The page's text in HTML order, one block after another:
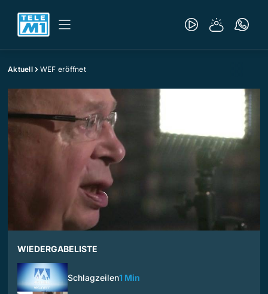
Aktuell WEF eröffnet
WIEDERGABELISTE
Schlagzeilen1 Min